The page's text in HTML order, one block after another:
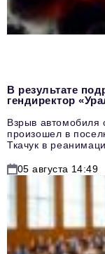
В результате
гендиректор
Взрыв автомобиля
произошел в
Ткачук в
05 августа 14:49